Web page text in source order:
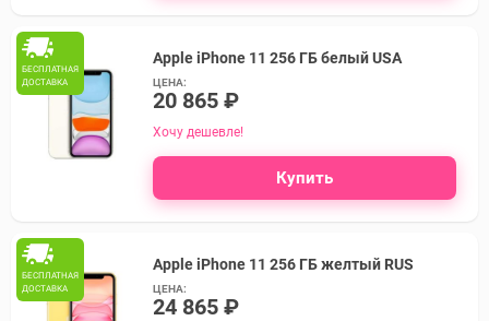
БЕСПЛАТНАЯ
ДОСТАВКА
Apple iPhone 11 256 ГБ белый USA
ЦЕНА:
20 865 ₽
Хочу дешевле!
Купить
БЕСПЛАТНАЯ
ДОСТАВКА
Apple iPhone 11 256 ГБ желтый RUS
ЦЕНА:
24 865 ₽